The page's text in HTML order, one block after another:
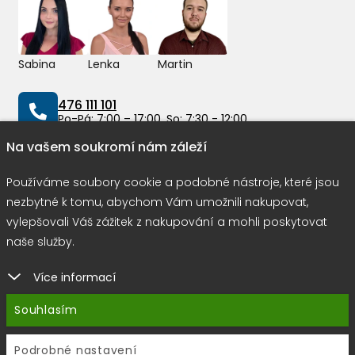
Sabina Lenka Martin
476 111 101
Po-Pá: 7:00 – 17:00, So: 7:30 - 12:00
Možnosti dopravy
Rychlá a bezpečná platba
Na vašem soukromí nám záleží
Používáme soubory cookie a podobné nástroje, které jsou
nezbytné k tomu, abychom Vám umožnili nakupovat,
vylepšovali Váš zážitek z nakupování a mohli poskytovat
naše služby.
Více informací
Souhlasím
Podrobné nastavení